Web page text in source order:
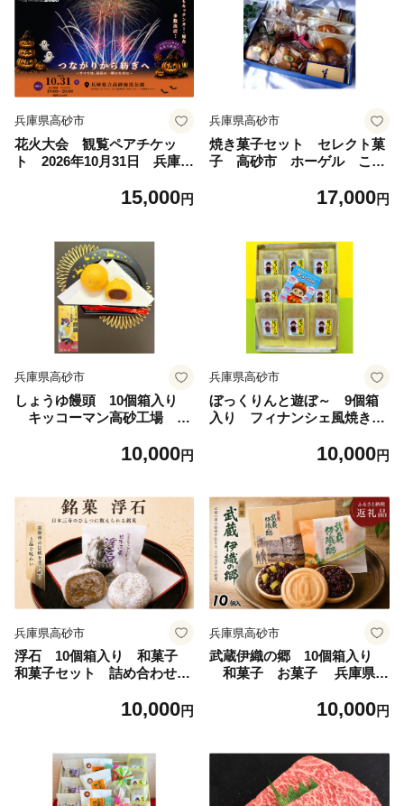
兵庫県高砂市
花火大会 観覧ペアチケッ
ト 2026年10月31日 兵庫県
ntasy Illusion 2026 ふる
ーザー イルミネーション
打ち上げ花火 ご当地グルメ
15,000円
兵庫県高砂市
焼き菓子セット セレクト菓
子 高砂市 ホーゲル こだ
17,000円
兵庫県高砂市
しょうゆ饅頭 10個箱入り
キッコーマン高砂工場 和
10,000円
兵庫県高砂市
ぼっくりんと遊ぼ～ 9個箱
入り フィナンシェ風焼き菓
市 マスコットキャラクタ
10,000円
兵庫県高砂市
浮石 10個箱入り 和菓子
和菓子セット 詰め合わせ
10,000円
兵庫県高砂市
武蔵伊織の郷 10個箱入り
和菓子 お菓子 兵庫県
10,000円